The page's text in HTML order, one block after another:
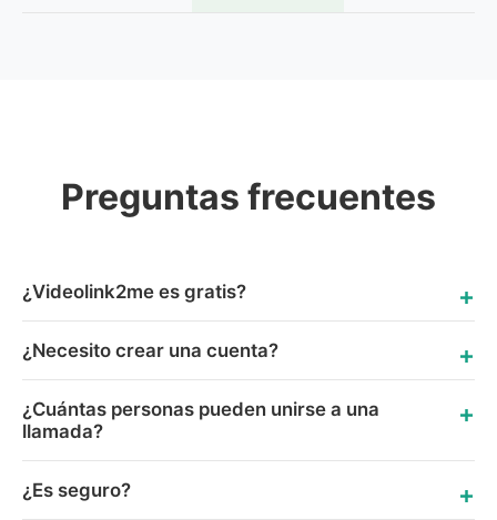
Preguntas frecuentes
¿Videolink2me es gratis?
¿Necesito crear una cuenta?
¿Cuántas personas pueden unirse a una
llamada?
¿Es seguro?